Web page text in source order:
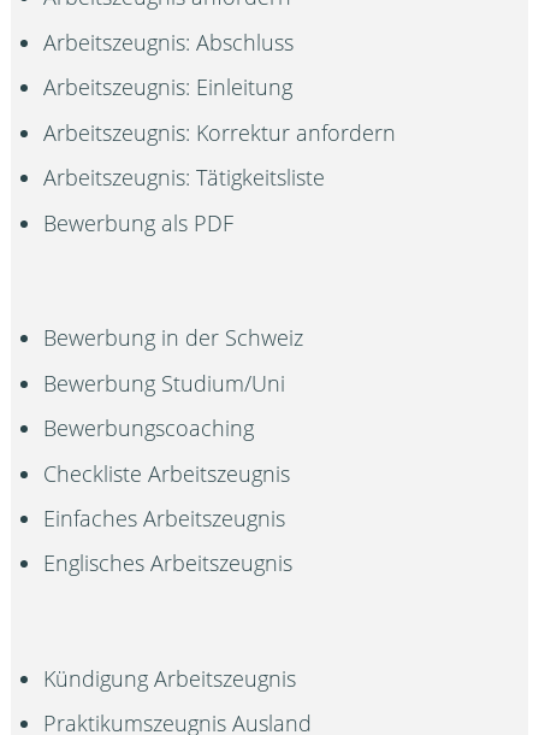
Arbeitszeugnis: Abschluss
Arbeitszeugnis: Einleitung
Arbeitszeugnis: Korrektur anfordern
Arbeitszeugnis: Tätigkeitsliste
Bewerbung als PDF
Bewerbung in der Schweiz
Bewerbung Studium/Uni
Bewerbungscoaching
Checkliste Arbeitszeugnis
Einfaches Arbeitszeugnis
Englisches Arbeitszeugnis
Kündigung Arbeitszeugnis
Praktikumszeugnis Ausland